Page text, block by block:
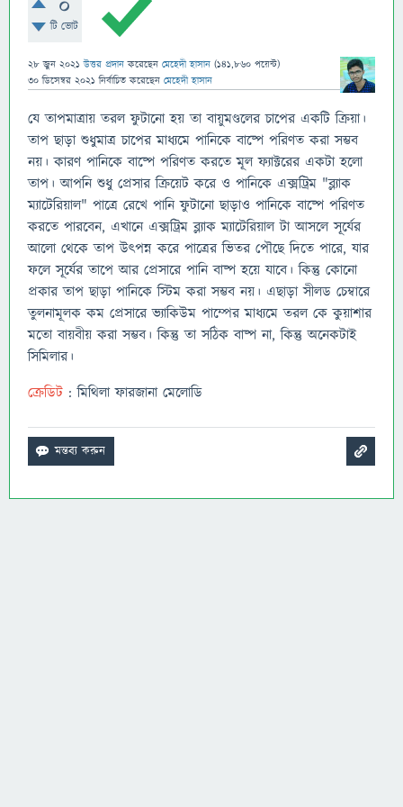
0
টি ভোট
28 জুন 2021 উত্তর প্রদান করেছেন মেহেদী হাসান (141,860 পয়েন্ট)
30 ডিসেম্বর 2021 নির্বাচিত করেছেন মেহেদী হাসান
যে তাপমাত্রায় তরল ফুটানো হয় তা বায়ুমণ্ডলের চাপের একটি ক্রিয়া।
তাপ ছাড়া শুধুমাত্র চাপের মাধ্যমে পানিকে বাষ্পে পরিণত করা সম্ভব
নয়। কারণ পানিকে বাষ্পে পরিণত করতে মূল ফ্যাক্টরের একটা হলো
তাপ। আপনি শুধু প্রেসার ক্রিয়েট করে ও পানিকে এক্সট্রিম "ব্ল্যাক
ম্যাটেরিয়াল" পাত্রে রেখে পানি ফুটানো ছাড়াও পানিকে বাষ্পে পরিণত
করতে পারবেন, এখানে এক্সট্রিম ব্ল্যাক ম্যাটেরিয়াল টা আসলে সূর্যের
আলো থেকে তাপ উৎপন্ন করে পাত্রের ভিতর পৌছে দিতে পারে, যার
ফলে সূর্যের তাপে আর প্রেসারে পানি বাষ্প হয়ে যাবে। কিন্তু কোনো
প্রকার তাপ ছাড়া পানিকে স্টিম করা সম্ভব নয়। এছাড়া সীলড চেম্বারে
তুলনামূলক কম প্রেসারে ভ্যাকিউম পাম্পের মাধ্যমে তরল কে কুয়াশার
মতো বায়বীয় করা সম্ভব। কিন্তু তা সঠিক বাষ্প না, কিন্তু অনেকটাই
সিমিলার।
ক্রেডিট : মিথিলা ফারজানা মেলোডি